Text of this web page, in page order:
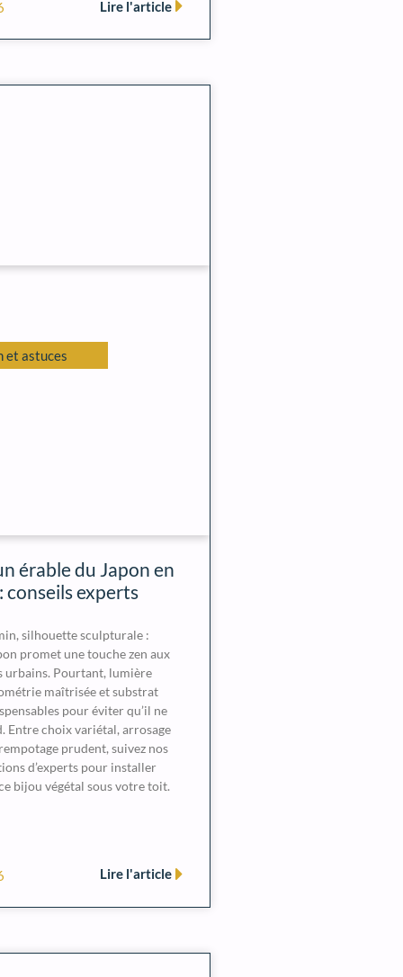
Lire l'article
et astuces
érable du Japon en
conseils experts
silhouette sculpturale :
promet une touche zen aux
urbains. Pourtant, lumière
maîtrisée et substrat
pour éviter qu’il ne
Entre choix variétal, arrosage
prudent, suivez nos
d’experts pour installer
bijou végétal sous votre toit.
Lire l'article